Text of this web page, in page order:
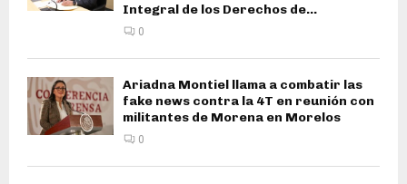
Integral de los Derechos de...
0
Ariadna Montiel llama a combatir las
fake news contra la 4T en reunión con
militantes de Morena en Morelos
0